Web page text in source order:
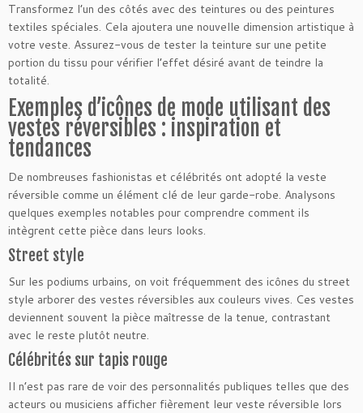
Transformez l’un des côtés avec des teintures ou des peintures
textiles spéciales. Cela ajoutera une nouvelle dimension artistique à
votre veste. Assurez-vous de tester la teinture sur une petite
portion du tissu pour vérifier l’effet désiré avant de teindre la
totalité.
Exemples d’icônes de mode utilisant des
vestes réversibles : inspiration et
tendances
De nombreuses fashionistas et célébrités ont adopté la veste
réversible comme un élément clé de leur garde-robe. Analysons
quelques exemples notables pour comprendre comment ils
intègrent cette pièce dans leurs looks.
Street style
Sur les podiums urbains, on voit fréquemment des icônes du street
style arborer des vestes réversibles aux couleurs vives. Ces vestes
deviennent souvent la pièce maîtresse de la tenue, contrastant
avec le reste plutôt neutre.
Célébrités sur tapis rouge
Il n’est pas rare de voir des personnalités publiques telles que des
acteurs ou musiciens afficher fièrement leur veste réversible lors